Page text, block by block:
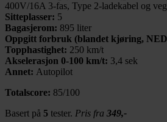
400V/16A 3-fas, Type 2-ladekabel og
Sitteplasser: 5
Bagasjerom: 895 liter
Oppgitt forbruk (blandet kjøring,
Topphastighet: 250 km/t
Akselerasjon 0-100 km/t: 3,4 sek
Annet: Autopilot
Totalscore: 85/100
Basert på 5 tester. Pris fra 349,-